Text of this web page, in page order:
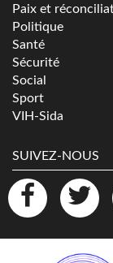
Paix et
Politique
Santé
Sécurité
Social
Sport
VIH-Sida
SUIVEZ-NOUS